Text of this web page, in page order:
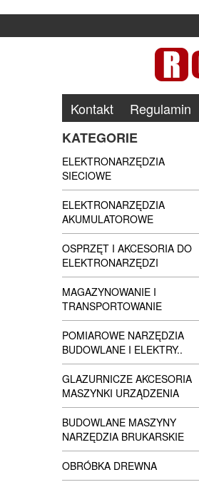
Kontakt Regulamin
KATEGORIE
ELEKTRONARZĘDZIA
SIECIOWE
ELEKTRONARZĘDZIA
AKUMULATOROWE
OSPRZĘT I AKCESORIA DO
ELEKTRONARZĘDZI
MAGAZYNOWANIE I
TRANSPORTOWANIE
POMIAROWE NARZĘDZIA
BUDOWLANE I ELEKTRY..
GLAZURNICZE AKCESORIA
MASZYNKI URZĄDZENIA
BUDOWLANE MASZYNY
NARZĘDZIA BRUKARSKIE
OBRÓBKA DREWNA